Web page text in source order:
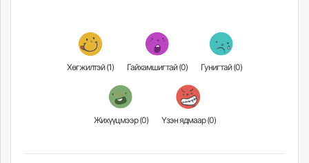
Хөгжилтэй (1) Гайхамшигтай (0) Гунигтай (0)
Жихүүцмээр (0) Үзэн ядмаар (0)